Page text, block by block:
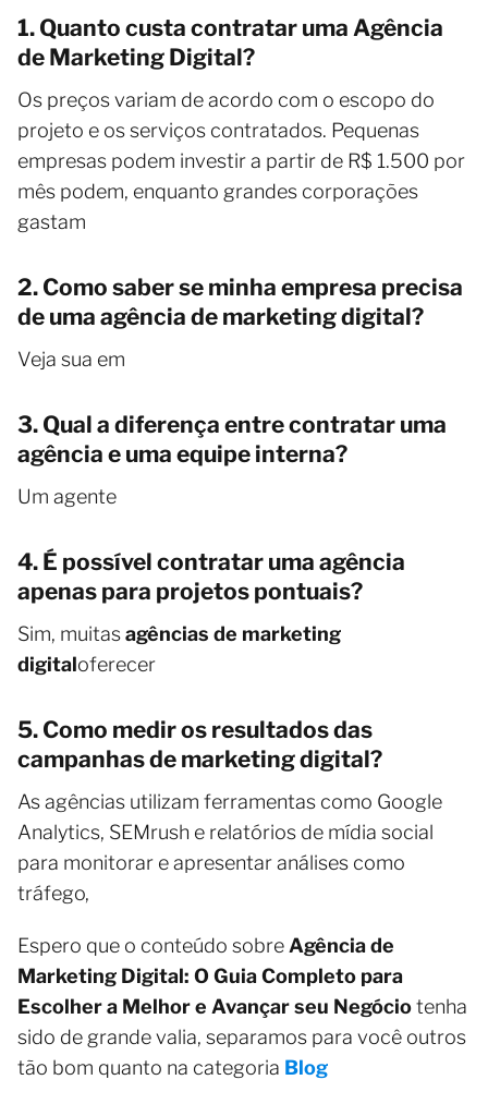
1. Quanto custa contratar uma Agência
de Marketing Digital?
Os preços variam de acordo com o escopo do
projeto e os serviços contratados. Pequenas
empresas podem investir a partir de R$ 1.500 por
mês podem, enquanto grandes corporações
gastam
2. Como saber se minha empresa precisa
de uma agência de marketing digital?
Veja sua em
3. Qual a diferença entre contratar uma
agência e uma equipe interna?
Um agente
4. É possível contratar uma agência
apenas para projetos pontuais?
Sim, muitasagências de marketing
digitaloferecer
5. Como medir os resultados das
campanhas de marketing digital?
As agências utilizam ferramentas como Google
Analytics, SEMrush e relatórios de mídia social
para monitorar e apresentar análises como
tráfego,
Espero que o conteúdo sobre Agência de
Marketing Digital: O Guia Completo para
Escolher a Melhor e Avançar seu Negóciotenha
sido de grande valia, separamos para você outros
tão bom quanto na categoria Blog